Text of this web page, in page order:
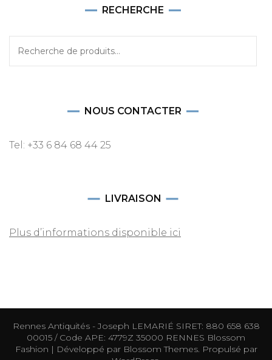
RECHERCHE
NOUS CONTACTER
Tel: +33 6 84 68 44 25
LIVRAISON
Plus d’informations disponible ici
Rennes Antiquités - Joseph LEMARIÉ SIRET: 880 658 638
00015 / Code APE: 4779Z 35000 RENNES Blossom
Fashion | Développé parBlossom Themes. Propulsé par